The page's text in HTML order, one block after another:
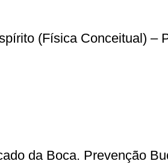
(Física Conceitual) –
da Boca. Prevenção